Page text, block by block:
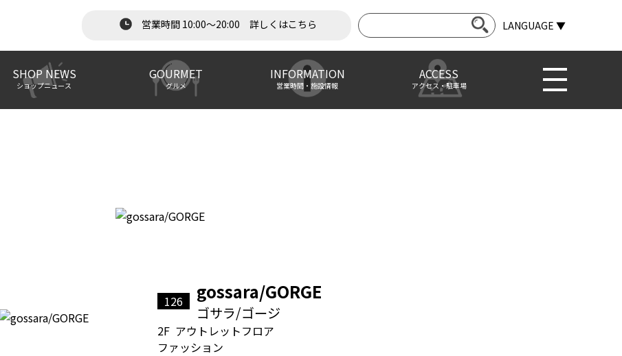
営業時間 10:00～20:00 詳しくはこちら LANGUAGE ▼
SHOP NEWS
ショップニュース
GOURMET
グルメ
INFORMATION
営業時間・施設情報
ACCESS
アクセス・駐車場
126 gossara/GORGE
ゴサラ/ゴージ
2F アウトレットフロア
ファッション